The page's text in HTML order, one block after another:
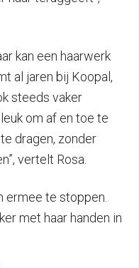
kan een haarwerk
al jaren bij Koopal,
steeds vaker
om af en toe te
dragen, zonder
vertelt Rosa.
ermee te stoppen.
met haar handen in